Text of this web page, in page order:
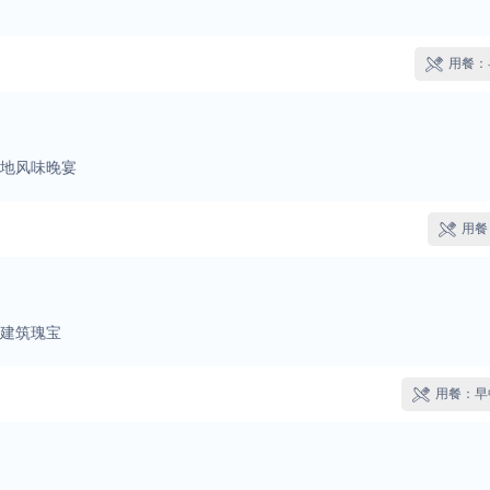
 用餐
风味晚宴
 用
筑瑰宝
 用餐：